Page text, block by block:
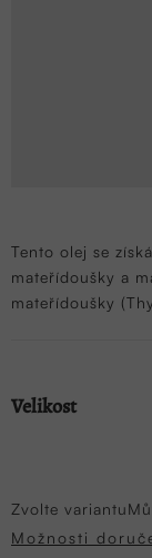
Tento olej se
mateřídoušky a
mateřídoušky
Velikost
Zvolte variantu
Možnosti